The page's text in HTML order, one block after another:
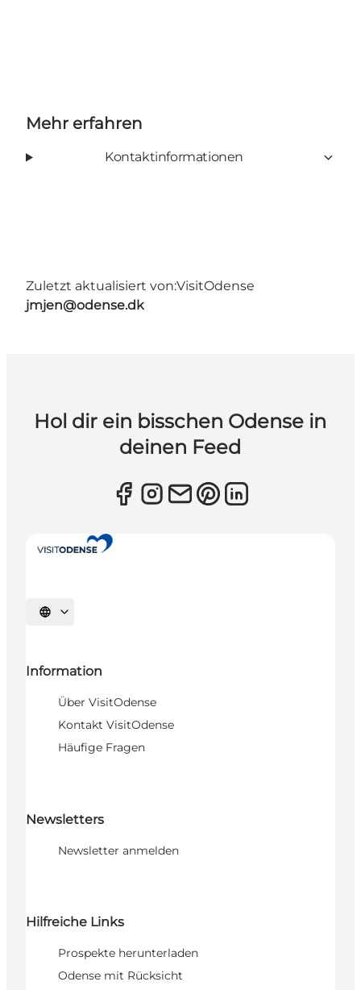
Mehr erfahren
Kontaktinformationen
Zuletzt aktualisiert von:VisitOdense
jmjen@odense.dk
Hol dir ein bisschen Odense in
deinen Feed
Sprache auswählen
Information
Über VisitOdense
Kontakt VisitOdense
Häufige Fragen
Newsletters
Newsletter anmelden
Hilfreiche Links
Prospekte herunterladen
Odense mit Rücksicht